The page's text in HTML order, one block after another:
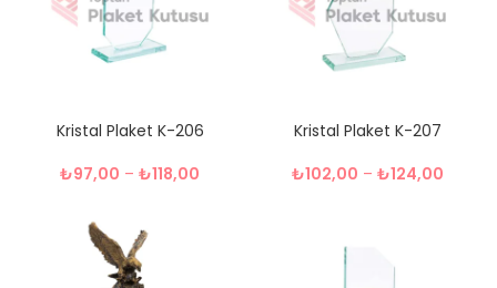
Kristal Plaket K-206
₺97,00 – ₺118,00
Kristal Plaket K-207
₺102,00 – ₺124,00